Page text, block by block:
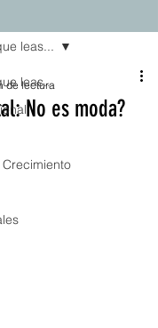
leas...
leas...
No es moda?
de lectura